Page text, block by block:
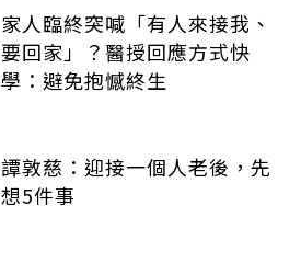
家人臨終突喊「有人來接我、
要回家」？醫授回應方式快
學：避免抱憾終生
譚敦慈：迎接一個人老後，先
想5件事